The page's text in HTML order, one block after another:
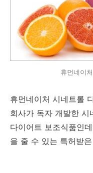
휴먼네이
휴먼네이처 시네트롤
회사가 독자 개발한 시
다이어트 보조식품인
을 줄 수 있는 특허받